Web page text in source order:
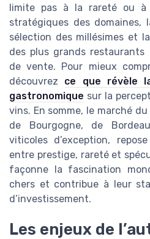
limite pas à la rareté ou à
stratégiques des domaines,
sélection des millésimes et
des plus grands
de vente. Pour mieux
découvrez ce que révèle
gastronomique sur la
vins. En somme, le marché du
de Bourgogne, de
viticoles d’exception,
entre prestige, rareté et
façonne la fascination
chers et contribue à leur
d’investissement.
Les enjeux de